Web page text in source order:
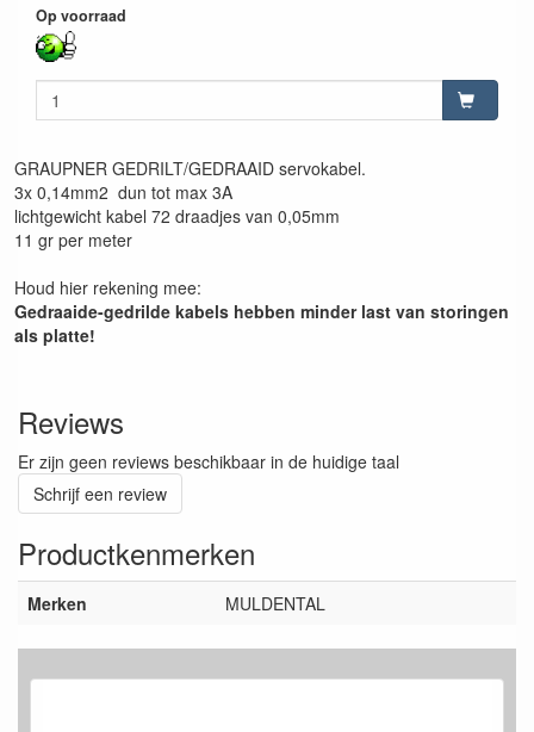
Op voorraad
GRAUPNER GEDRILT/GEDRAAID servokabel.
3x 0,14mm2 dun tot max 3A
lichtgewicht kabel 72 draadjes van 0,05mm
11 gr per meter
Houd hier rekening mee:
Gedraaide-gedrilde kabels hebben minder last van storingen
als platte!
Reviews
Er zijn geen reviews beschikbaar in de huidige taal
Schrijf een review
Productkenmerken
Merken MULDENTAL